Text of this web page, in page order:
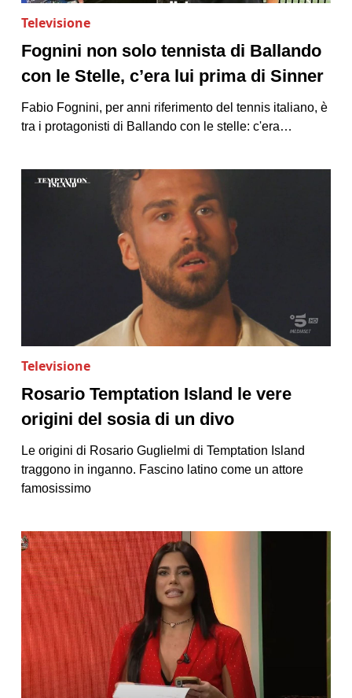
Televisione
Fognini non solo tennista di Ballando
con le Stelle, c’era lui prima di Sinner
Fabio Fognini, per anni riferimento del tennis italiano, è
tra i protagonisti di Ballando con le stelle: c'era…
Televisione
Rosario Temptation Island le vere
origini del sosia di un divo
Le origini di Rosario Guglielmi di Temptation Island
traggono in inganno. Fascino latino come un attore
famosissimo